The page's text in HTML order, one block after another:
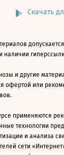
Скачать
наличии
и другие
офертой или
применяются
технологии
и анализа
сети